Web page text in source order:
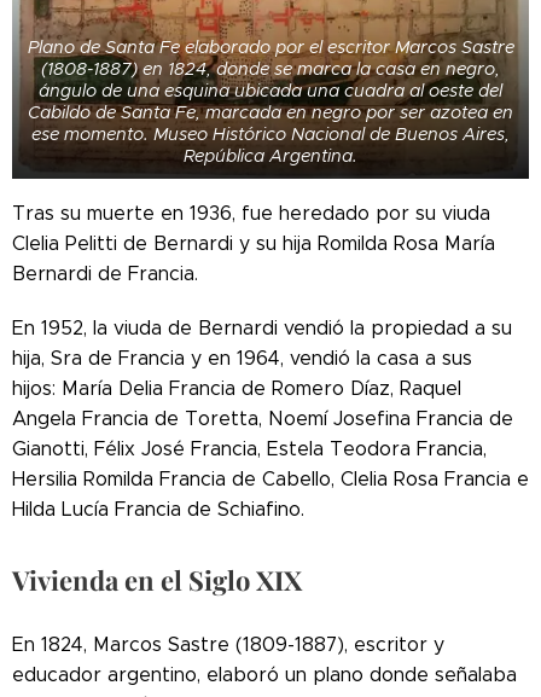
Plano de Santa Fe elaborado por el escritor Marcos Sastre
(1808-1887) en 1824, donde se marca la casa en negro,
ángulo de una esquina ubicada una cuadra al oeste del
Cabildo de Santa Fe, marcada en negro por ser azotea en
ese momento. Museo Histórico Nacional de Buenos Aires,
República Argentina.
Tras su muerte en 1936, fue heredado por su viuda
Clelia Pelitti de Bernardi y su hija Romilda Rosa María
Bernardi de Francia.
En 1952, la viuda de Bernardi vendió la propiedad a su
hija, Sra de Francia y en 1964, vendió la casa a sus
hijos: María Delia Francia de Romero Díaz, Raquel
Angela Francia de Toretta, Noemí Josefina Francia de
Gianotti, Félix José Francia, Estela Teodora Francia,
Hersilia Romilda Francia de Cabello, Clelia Rosa Francia e
Hilda Lucía Francia de Schiafino.
Vivienda en el Siglo XIX
En 1824, Marcos Sastre (1809-1887), escritor y
educador argentino, elaboró ​​un plano donde señalaba